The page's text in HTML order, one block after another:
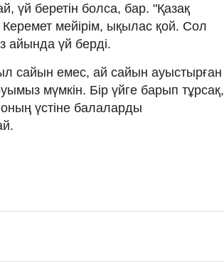
үй беретін болса, бар. "Қазақ
Керемет мейірім, ықылас қой. Сол
айында үй берді.
сайын емес, ай сайын ауыстырған
мүмкін. Бір үйге барып тұрсақ,
үстіне балаларды